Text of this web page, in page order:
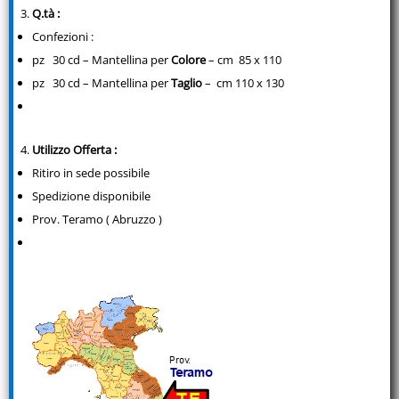
Q.tà :
Confezioni :
pz 30 cd – Mantellina perColore– cm 85 x 110
pz 30 cd – Mantellina perTaglio– cm 110 x 130
Utilizzo Offerta :
Ritiro in sede possibile
Spedizione disponibile
Prov. Teramo ( Abruzzo )